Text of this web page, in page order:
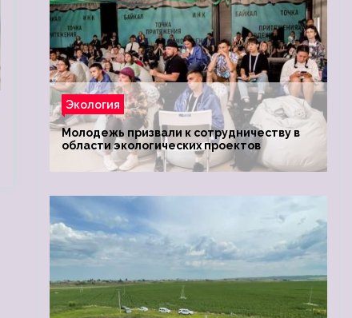
Экология
Молодежь призвали к сотрудничеству в
области экологических проектов